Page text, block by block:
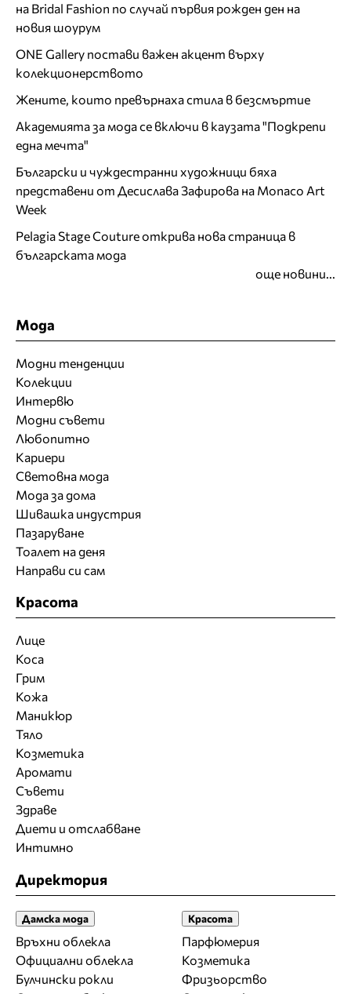
на Bridal Fashion по случай първия рожден ден на
новия шоурум
ONE Gallery постави важен акцент върху
колекционерството
Жените, които превърнаха стила в безсмъртие
Академията за мода се включи в каузата "Подкрепи
една мечта"
Български и чуждестранни художници бяха
представени от Десислава Зафирова на Monaco Art
Week
Pelagia Stage Couture открива нова страница в
българската мода
още новини...
Мода
Модни тенденции
Колекции
Интервю
Модни съвети
Любопитно
Кариери
Световна мода
Мода за дома
Шивашка индустрия
Пазаруване
Тоалет на деня
Направи си сам
Красота
Лице
Коса
Грим
Кожа
Маникюр
Тяло
Козметика
Аромати
Съвети
Здраве
Диети и отслабване
Интимно
Директория
Дамска мода
Връхни облекла
Официални облекла
Булчински рокли
Красота
Парфюмерия
Козметика
Фризьорство